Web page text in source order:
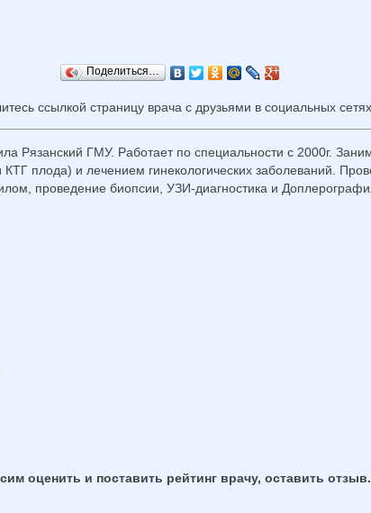
Поделиться…
ссылкой страницу врача с друзьями в социальных
Рязанский ГМУ. Работает по специальности с 2000г.
плода) и лечением гинекологических заболеваний.
проведение биопсии, УЗИ-диагностика и
оценить и поставить рейтинг врачу, оставить отзыв.